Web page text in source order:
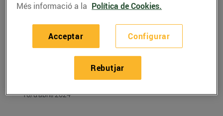
RECEPTES
Arròs melós amb
carxofes
Per 4,04 € per persona
10/d’abril/2024
Més informació a la Política de Cookies.
Configurar
Rebutjar
Acceptar